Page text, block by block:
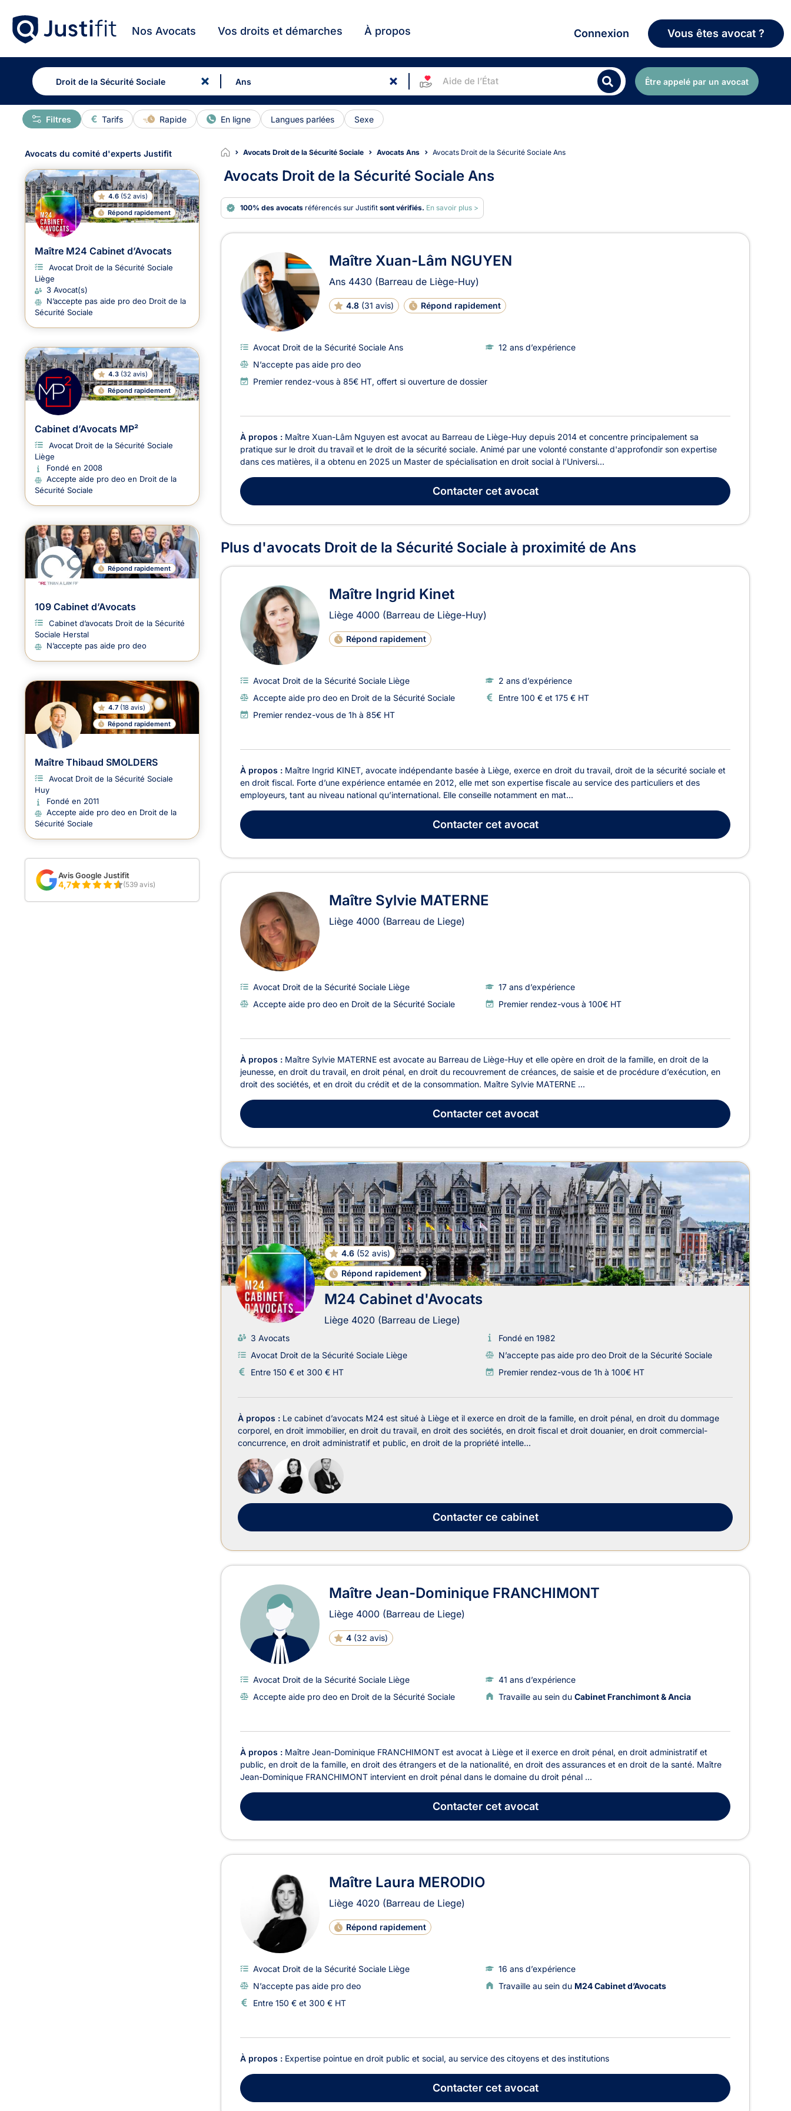
Nos Avocats Vos droits et démarches À propos Connexion Vous êtes avocat ?
Aide de l’État Être appelé par un avocat
Tarifs Rapide En ligne Langues parlées Sexe
Filtres
Avocats Droit de la Sécurité Sociale Avocats Ans Avocats Droit de la Sécurité Sociale Ans
Avocats Droit de la Sécurité Sociale Ans
100% des avocats référencés sur Justifit sont vérifiés. En savoir plus >
Avocats en Droit de la Sécurité Sociale à Ans
Maître Xuan-Lâm NGUYEN
Ans 4430 (Barreau de Liège-Huy)
4.8 (31 avis) Répond rapidement
Avocat Droit de la Sécurité Sociale Ans
12 ans d’expérience
N’accepte pas aide pro deo
Premier rendez-vous à 85€ HT, offert si ouverture de dossier
À propos : Maître Xuan-Lâm Nguyen est avocat au Barreau de Liège-Huy depuis 2014 et concentre principalement sa
pratique sur le droit du travail et le droit de la sécurité sociale. Animé par une volonté constante d'approfondir son expertise
dans ces matières, il a obtenu en 2025 un Master de spécialisation en droit social à l'Universi...
Contactercet avocat
Plus d'avocats Droit de la Sécurité Sociale à proximité de Ans
Maître Ingrid Kinet
Liège 4000 (Barreau de Liège-Huy)
Répond rapidement
Avocat Droit de la Sécurité Sociale Liège
2 ans d’expérience
Accepte aide pro deo en Droit de la Sécurité Sociale
Entre 100 € et 175 € HT
Premier rendez-vous de 1h à 85€ HT
À propos : Maître Ingrid KINET, avocate indépendante basée à Liège, exerce en droit du travail, droit de la sécurité sociale et
en droit fiscal. Forte d’une expérience entamée en 2012, elle met son expertise fiscale au service des particuliers et des
employeurs, tant au niveau national qu’international. Elle conseille notamment en mat...
Contactercet avocat
Maître Sylvie MATERNE
Liège 4000 (Barreau de Liege)
Avocat Droit de la Sécurité Sociale Liège
17 ans d’expérience
Accepte aide pro deo en Droit de la Sécurité Sociale
Premier rendez-vous à 100€ HT
À propos : Maître Sylvie MATERNE est avocate au Barreau de Liège-Huy et elle opère en droit de la famille, en droit de la
jeunesse, en droit du travail, en droit pénal, en droit du recouvrement de créances, de saisie et de procédure d’exécution, en
droit des sociétés, et en droit du crédit et de la consommation. Maître Sylvie MATERNE ...
Contactercet avocat
4.6 (52 avis)
Répond rapidement
M24 Cabinet d'Avocats
Liège 4020 (Barreau de Liege)
3 Avocats
Fondé en 1982
Avocat Droit de la Sécurité Sociale Liège
N’accepte pas aide pro deo Droit de la Sécurité Sociale
Entre 150 € et 300 € HT
Premier rendez-vous de 1h à 100€ HT
À propos : Le cabinet d’avocats M24 est situé à Liège et il exerce en droit de la famille, en droit pénal, en droit du dommage
corporel, en droit immobilier, en droit du travail, en droit des sociétés, en droit fiscal et droit douanier, en droit commercial-
concurrence, en droit administratif et public, en droit de la propriété intelle...
Contacterce cabinet
Maître Jean-Dominique FRANCHIMONT
Liège 4000 (Barreau de Liege)
4 (32 avis)
Avocat Droit de la Sécurité Sociale Liège
41 ans d’expérience
Accepte aide pro deo en Droit de la Sécurité Sociale
Travaille au sein du Cabinet Franchimont & Ancia
À propos : Maître Jean-Dominique FRANCHIMONT est avocat à Liège et il exerce en droit pénal, en droit administratif et
public, en droit de la famille, en droit des étrangers et de la nationalité, en droit des assurances et en droit de la santé. Maître
Jean-Dominique FRANCHIMONT intervient en droit pénal dans le domaine du droit pénal ...
Contactercet avocat
Maître Laura MERODIO
Liège 4020 (Barreau de Liege)
Répond rapidement
Avocat Droit de la Sécurité Sociale Liège
16 ans d’expérience
N’accepte pas aide pro deo
Travaille au sein du M24 Cabinet d’Avocats
Entre 150 € et 300 € HT
À propos : Expertise pointue en droit public et social, au service des citoyens et des institutions
Contactercet avocat
Avocats du comité d'experts Justifit
4.6 (52 avis)
Répond rapidement
Maître M24 Cabinet d’Avocats
Avocat Droit de la Sécurité Sociale
Liège
3 Avocat(s)
N’accepte pas aide pro deo Droit de la
Sécurité Sociale
4.3 (32 avis)
Répond rapidement
Cabinet d’Avocats MP²
Avocat Droit de la Sécurité Sociale
Liège
Fondé en 2008
Accepte aide pro deo en Droit de la
Sécurité Sociale
Répond rapidement
109 Cabinet d’Avocats
Cabinet d’avocats Droit de la Sécurité
Sociale Herstal
N’accepte pas aide pro deo
4.7 (18 avis)
Répond rapidement
Maître Thibaud SMOLDERS
Avocat Droit de la Sécurité Sociale
Huy
Fondé en 2011
Accepte aide pro deo en Droit de la
Sécurité Sociale
Avis Google Justifit
4,7 (539 avis)